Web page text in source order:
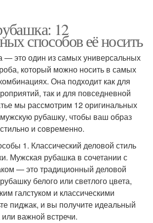
12
способов её носить
— это один из самых универсальных
который можно носить в самых
Она подходит как для
так и для повседневной
мы рассмотрим 12 оригинальных
рубашку, чтобы ваш образ
и современно.
1. Классический деловой стиль
Мужская рубашка в сочетании с
— это традиционный деловой
белого или светлого цвета,
галстуком и классическими
пиджак, и вы получите идеальный
важной встречи.